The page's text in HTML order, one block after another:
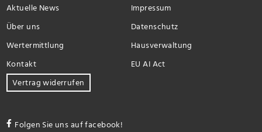
Aktuelle News
Impressum
Über uns
Datenschutz
Wertermittlung
Hausverwaltung
Kontakt
EU AI Act
Vertrag widerrufen
Folgen Sie uns auf facebook!